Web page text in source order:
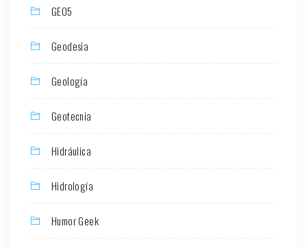
GEO5
Geodesia
Geología
Geotecnia
Hidráulica
Hidrología
Humor Geek